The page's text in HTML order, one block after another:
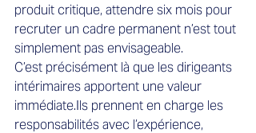
produit critique, attendre six mois pour
recruter un cadre permanent n’est tout
simplement pas envisageable.
C’est précisément là que les dirigeants
intérimaires apportent une valeur
immédiate.Ils prennent en charge les
responsabilités avec l’expérience,